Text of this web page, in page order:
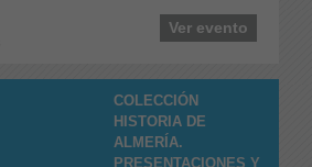
Ver evento
COLECCIÓN
HISTORIA DE
ALMERÍA.
PRESENTACIONES Y